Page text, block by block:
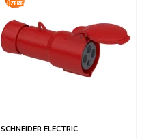
SCHNEIDER ELECTRIC